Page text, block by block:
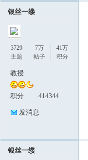
银丝一缕
3729
主题
7万
帖子
41万
积分
教授
积分 414344
发消息
银丝一缕